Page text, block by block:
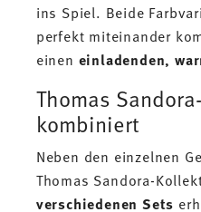
ins Spiel. Beide
perfekt miteinander
einen einladenden,
Thomas
kombiniert
Neben den einzelnen
Thomas Sandora-
verschiedenen Sets